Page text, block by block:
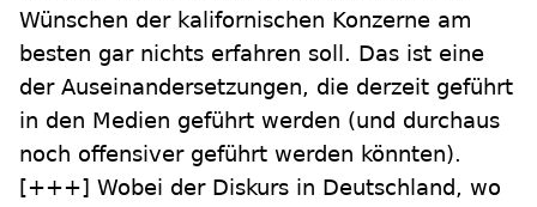
Wünschen der kalifornischen Konzerne am
besten gar nichts erfahren soll. Das ist eine
der Auseinandersetzungen, die derzeit geführt
in den Medien geführt werden (und durchaus
noch offensiver geführt werden könnten).
[+++] Wobei der Diskurs in Deutschland, wo